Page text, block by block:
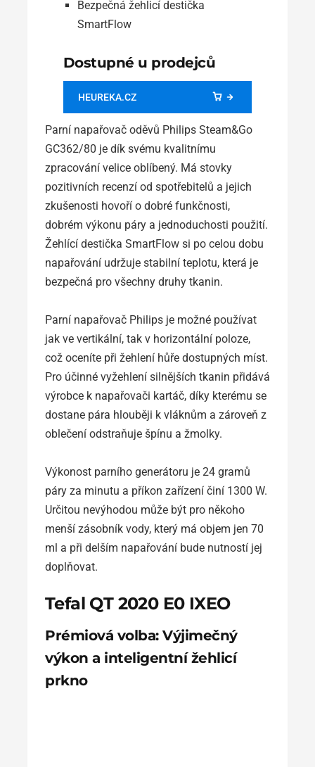
Bezpečná žehlicí destička
SmartFlow
Dostupné u prodejců
HEUREKA.CZ
Parní napařovač oděvů Philips Steam&Go
GC362/80 je dík svému kvalitnímu
zpracování velice oblíbený. Má stovky
pozitivních recenzí od spotřebitelů a jejich
zkušenosti hovoří o dobré funkčnosti,
dobrém výkonu páry a jednoduchosti použití.
Žehlící destička SmartFlow si po celou dobu
napařování udržuje stabilní teplotu, která je
bezpečná pro všechny druhy tkanin.
Parní napařovač Philips je možné používat
jak ve vertikální, tak v horizontální poloze,
což oceníte při žehlení hůře dostupných míst.
Pro účinné vyžehlení silnějších tkanin přidává
výrobce k napařovači kartáč, díky kterému se
dostane pára hlouběji k vláknům a zároveň z
oblečení odstraňuje špínu a žmolky.
Výkonost parního generátoru je 24 gramů
páry za minutu a příkon zařízení činí 1300 W.
Určitou nevýhodou může být pro někoho
menší zásobník vody, který má objem jen 70
ml a při delším napařování bude nutností jej
doplňovat.
Tefal QT 2020 E0 IXEO
Prémiová volba: Výjimečný
výkon a inteligentní žehlicí
prkno